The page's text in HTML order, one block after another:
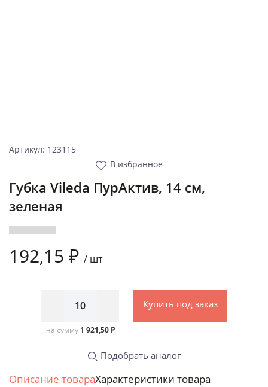
Артикул: 123115
В избранное
Губка Vileda ПурАктив, 14 см,
зеленая
192,15 ₽ / шт
на сумму 1 921,50 ₽
Купить под заказ
Подобрать аналог
Описание товараХарактеристики товара